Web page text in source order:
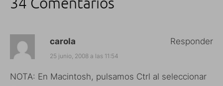
carola
25 junio, 2008 a las 11:54
NOTA: En Macintosh, pulsamos Ctrl al seleccionar
Responder